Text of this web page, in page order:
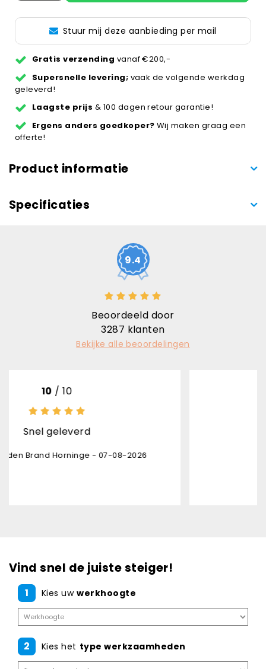
Stuur mij deze aanbieding per mail
Gratis verzending vanaf €200,-
Supersnelle levering; vaak de volgende werkdag
geleverd!
Laagste prijs & 100 dagen retour garantie!
Ergens anders goedkoper? Wij maken graag een
offerte!
Product informatie
Specificaties
9.4
Beoordeeld door
3287 klanten
Bekijke alle beoordelingen
- 07-08-2026
Vind snel de juiste steiger!
1 Kies uw werkhoogte
2 Kies het type werkzaamheden